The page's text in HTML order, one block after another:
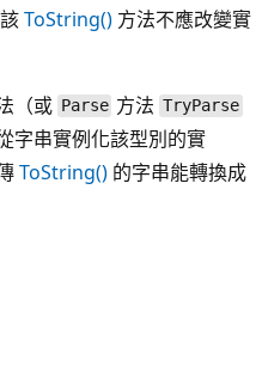
ToString() 方法不應改變實
（或 Parse 方法 TryParse
字串實例化該型別的實
ToString() 的字串能轉換成